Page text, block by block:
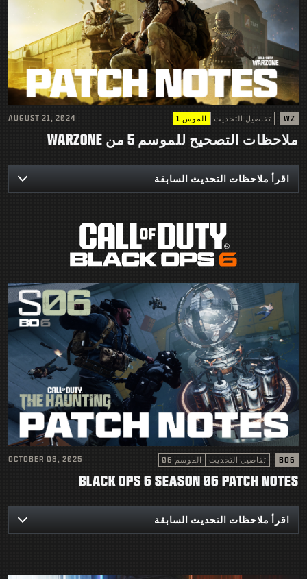
WZ تفاصيل التحديث الموس 1 AUGUST 21, 2024
ملاحظات التصحيح للموسم 5 من WARZONE
اقرأ ملاحظات التحديث السابقة
BO6 تفاصيل التحديث الموسم 06 OCTOBER 08, 2025
BLACK OPS 6 SEASON 06 PATCH NOTES
اقرأ ملاحظات التحديث السابقة